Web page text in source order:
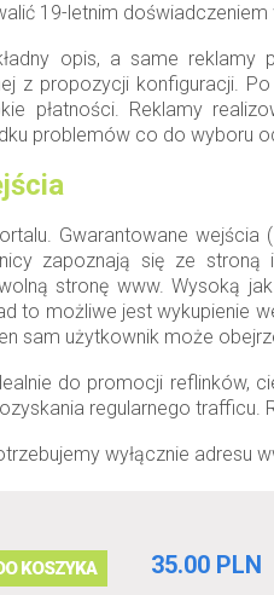
19-letnim doświadczeniem
opis, a same
z propozycji konfiguracji.
płatności. Reklamy
problemów co do wyboru
Gwarantowane
zapoznają się ze
stronę www. Wysoką
to możliwe jest wykupienie
sam użytkownik może
do promocji reflinków,
regularnego
wyłącznie adresu
KOSZYKA 35.00 PLN